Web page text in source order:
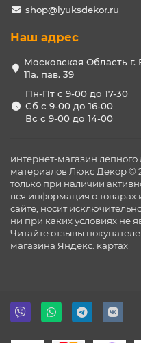
shop@lyuksdekor.ru
Наш адрес
Московская Область г.
11а. пав. 39
Пн-Пт с 9-00 до 17-30
Сб с 9-00 до 16-00
Вс с 9-00 до 14-00
интернет-магазин
материалов Люкс Декор ©
только при наличии
вся информация о товарах
сайте, носит
ни при каких условиях не
Читайте отзывы
магазина Яндекс. картах